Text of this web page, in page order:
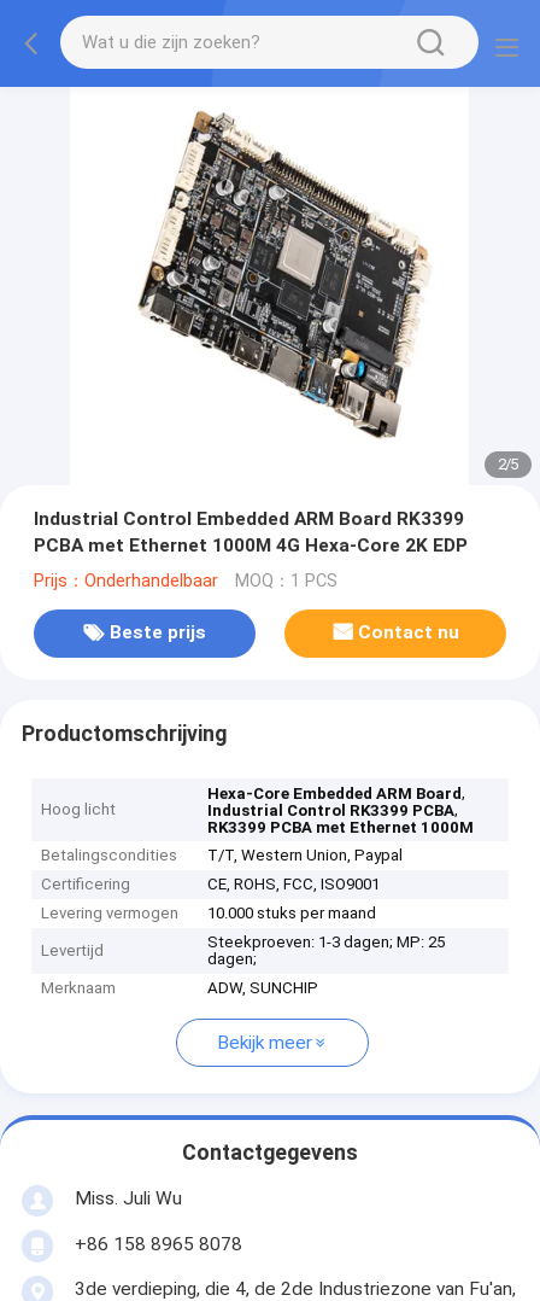
2/5
Industrial Control Embedded ARM Board RK3399
PCBA met Ethernet 1000M 4G Hexa-Core 2K EDP
Prijs：Onderhandelbaar MOQ：1 PCS
Beste prijs Contact nu
Productomschrijving
Hoog licht
Hexa-Core Embedded ARM Board,
Industrial Control RK3399 PCBA,
RK3399 PCBA met Ethernet 1000M
Betalingscondities
T/T, Western Union, Paypal
Certificering
CE, ROHS, FCC, ISO9001
Levering vermogen
10.000 stuks per maand
Levertijd
Steekproeven: 1-3 dagen; MP: 25
dagen;
Merknaam
ADW, SUNCHIP
Bekijk meer
Contactgegevens
Miss. Juli Wu
+86 158 8965 8078
3de verdieping, die 4, de 2de Industriezone van Fu'an,